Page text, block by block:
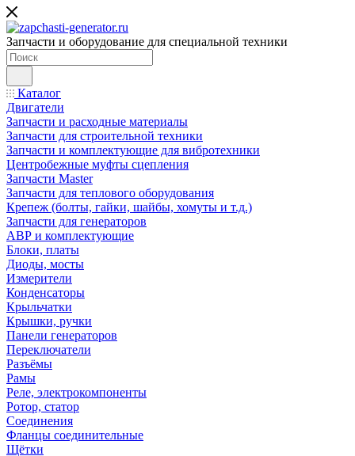
Запчасти и оборудование для специальной техники
Каталог
Двигатели
Запчасти и расходные материалы
Запчасти для строительной техники
Запчасти и комплектующие для вибротехники
Центробежные муфты сцепления
Запчасти Master
Запчасти для теплового оборудования
Крепеж (болты, гайки, шайбы, хомуты и т.д.)
Запчасти для генераторов
АВР и комплектующие
Блоки, платы
Диоды, мосты
Измерители
Конденсаторы
Крыльчатки
Крышки, ручки
Панели генераторов
Переключатели
Разъёмы
Рамы
Реле, электрокомпоненты
Ротор, статор
Соединения
Фланцы соединительные
Щётки